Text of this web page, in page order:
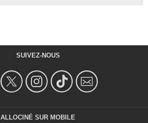
SUIVEZ-NOUS
ALLOCINÉ SUR MOBILE